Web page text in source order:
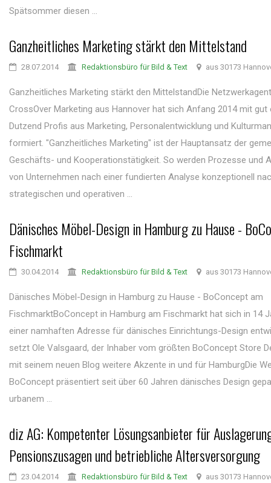
Spätsommer diesen ...
Ganzheitliches Marketing stärkt den Mittelstand
28.07.2014 Redaktionsbüro für Bild & Text aus 30173
Ganzheitliches Marketing stärkt den MittelstandDie
CrossOver Marketing aus Hannover hat sich Anfang 2014 mit gut
Dutzend Profis aus Marketing, Personalentwicklung und
formiert. "Ganzheitliches Marketing" ist der Hauptansatz der
Geschäfts- und Kooperationstätigkeit. So werden Prozesse und
von Unternehmen nach einer fundierten Analyse konzeptionell
strategischen und operativen ...
Dänisches Möbel-Design in Hamburg zu Hause -
Fischmarkt
30.04.2014 Redaktionsbüro für Bild & Text aus 30173
Dänisches Möbel-Design in Hamburg zu Hause - BoConcept am
FischmarktBoConcept in Hamburg am Fischmarkt hat sich in 14
einer namhaften Adresse für dänisches Einrichtungs-Design
setzt Ole Valsgaard, der Inhaber vom größten BoConcept Store
mit seinem neuen Blog weitere Akzente in und für HamburgDie
BoConcept präsentiert seit über 60 Jahren dänisches Design
urbanem ...
diz AG: Kompetenter Lösungsanbieter für
Pensionszusagen und betriebliche Altersversorgung
23.04.2014 Redaktionsbüro für Bild & Text aus 30173